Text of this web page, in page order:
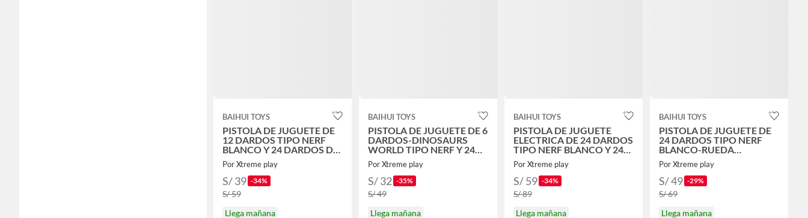
BAIHUI TOYS
PISTOLA DE JUGUETE DE
12 DARDOS TIPO NERF
BLANCO Y 24 DARDOS DE
REGALO
Por Xtreme play
S/ 39 -34%
S/ 59
Llega mañana
BAIHUI TOYS
PISTOLA DE JUGUETE DE 6
DARDOS-DINOSAURS
WORLD TIPO NERF Y 24
DARDOS DE REGALO
Por Xtreme play
S/ 32 -35%
S/ 49
Llega mañana
BAIHUI TOYS
PISTOLA DE JUGUETE
ELECTRICA DE 24 DARDOS
TIPO NERF BLANCO Y 24
DARDOS DE REGALO
Por Xtreme play
S/ 59 -34%
S/ 89
Llega mañana
BAIHUI TOYS
PISTOLA DE JUGUETE DE
24 DARDOS TIPO NERF
BLANCO-RUEDA
GIRATORIA Y 24 DARDOS
DE REGALO
Por Xtreme play
S/ 49 -29%
S/ 69
Llega mañana